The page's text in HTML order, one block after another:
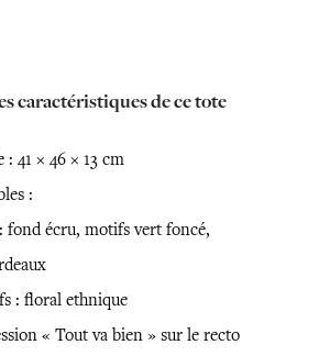
caractéristiques de ce tote
41 × 46 × 13 cm
:
fond écru, motifs vert foncé,
: floral ethnique
« Tout va bien » sur le recto